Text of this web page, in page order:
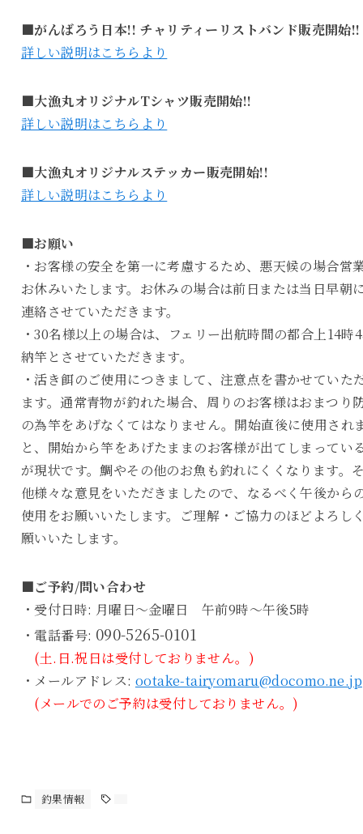
■がんばろう日本!! チャリティーリストバンド販売開始!!
詳しい説明はこちらより
■大漁丸オリジナルTシャツ販売開始!!
詳しい説明はこちらより
■大漁丸オリジナルステッカー販売開始!!
詳しい説明はこちらより
■お願い
・お客様の安全を第一に考慮するため、悪天候の場合営
お休みいたします。お休みの場合は前日または当日早朝
連絡させていただきます。
・30名様以上の場合は、フェリー出航時間の都合上14時
納竿とさせていただきます。
・活き餌のご使用につきまして、注意点を書かせていた
ます。通常青物が釣れた場合、周りのお客様はおまつり
の為竿をあげなくてはなりません。開始直後に使用され
と、開始から竿をあげたままのお客様が出てしまってい
が現状です。鯛やその他のお魚も釣れにくくなります。
他様々な意見をいただきましたので、なるべく午後から
使用をお願いいたします。ご理解・ご協力のほどよろし
願いいたします。
■ご予約/問い合わせ
・受付日時: 月曜日～金曜日 午前9時～午後5時
・電話番号: 090-5265-0101
(土.日.祝日は受付しておりません。)
・メールアドレス: ootake-tairyomaru@docomo.ne.jp
(メールでのご予約は受付しておりません。)
釣果情報